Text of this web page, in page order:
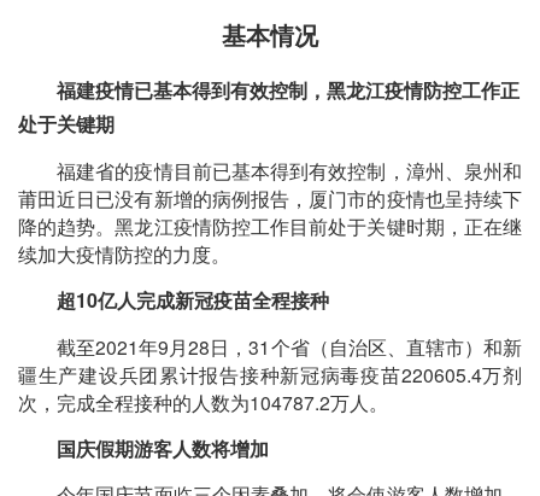
基本情况
福建疫情已基本得到有效控制，黑龙江疫情防控工作正
处于关键期
福建省的疫情目前已基本得到有效控制，漳州、泉州和
莆田近日已没有新增的病例报告，厦门市的疫情也呈持续下
降的趋势。黑龙江疫情防控工作目前处于关键时期，正在继
续加大疫情防控的力度。
超10亿人完成新冠疫苗全程接种
截至2021年9月28日，31个省（自治区、直辖市）和新
疆生产建设兵团累计报告接种新冠病毒疫苗220605.4万剂
次，完成全程接种的人数为104787.2万人。
国庆假期游客人数将增加